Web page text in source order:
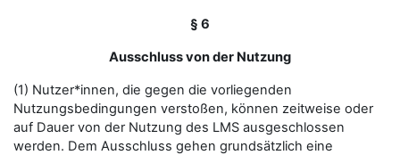
§ 6
Ausschluss von der Nutzung
(1) Nutzer*innen, die gegen die vorliegenden
Nutzungsbedingungen verstoßen, können zeitweise oder
auf Dauer von der Nutzung des LMS ausgeschlossen
werden. Dem Ausschluss gehen grundsätzlich eine